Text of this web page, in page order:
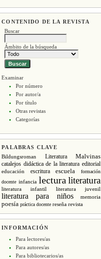
CONTENIDO DE LA REVISTA
Buscar
Ámbito de la búsqueda
Examinar
Por número
Por autor/a
Por título
Otras revistas
Categorías
PALABRAS CLAVE
Bildungsroman Literatura Malvinas
catalejos didáctica de la literatura editorial
educación escritura escuela
formación
docente infancia lectura literatura
literatura infantil literatura juvenil
literatura para niños memoria
poesía práctica docente reseña revista
INFORMACIÓN
Para lectores/as
Para autores/as
Para bibliotecarios/as